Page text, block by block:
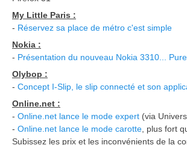
My Little Paris :
- Réservez sa place de métro c'est simple
Nokia :
- Présentation du nouveau Nokia 3310...
Olybop :
- Concept I-Slip, le slip connecté et son
Online.net :
- Online.net lance le mode expert (via
- Online.net lance le mode carotte , plus fort
Subissez les prix et les inconvénients de la